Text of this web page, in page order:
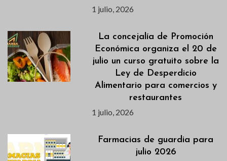
1 julio, 2026
La concejalía de Promoción
Económica organiza el 20 de
julio un curso gratuito sobre la
Ley de Desperdicio
Alimentario para comercios y
restaurantes
1 julio, 2026
Farmacias de guardia para
julio 2026